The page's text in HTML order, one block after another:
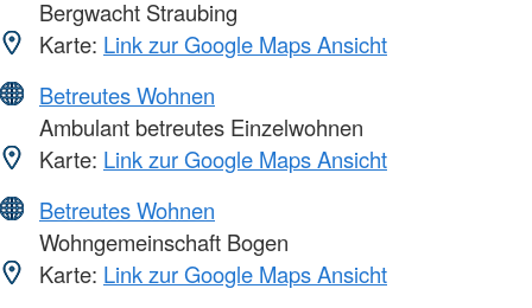
Bergwacht Straubing
Karte: Link zur Google Maps Ansicht
Betreutes Wohnen
Ambulant betreutes Einzelwohnen
Karte: Link zur Google Maps Ansicht
Betreutes Wohnen
Wohngemeinschaft Bogen
Karte: Link zur Google Maps Ansicht